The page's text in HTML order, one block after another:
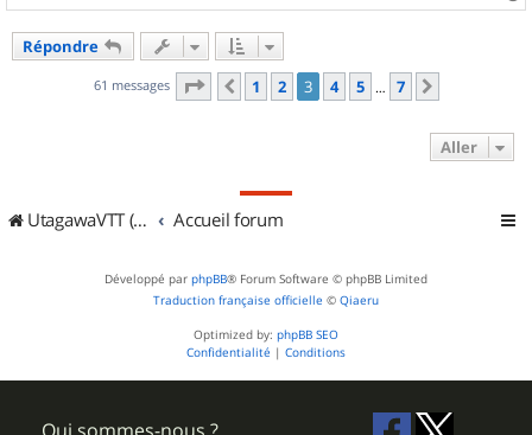
a
Répondre
61 messages Page 3sur7
Précédent
1 2 3 4 5 … 7
Aller
UtagawaVTT (Randos VTT et VTTAE avec traces GPS) Accueil forum
Développé par phpBB® Forum Software © phpBB Limited
Traduction française officielle © Qiaeru
Optimized by: phpBB SEO
Confidentialité | Conditions